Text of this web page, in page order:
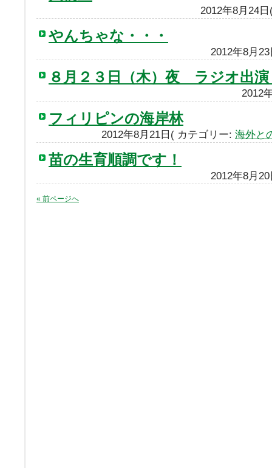
2012年8月24
やんちゃな・・・
2012年8月
８月２３日（木）夜 ラジオ出
2012
フィリピンの海岸林
2012年8月21日( カテゴリー: 海外と
苗の生育順調です！
2012年8月
« 前ページへ